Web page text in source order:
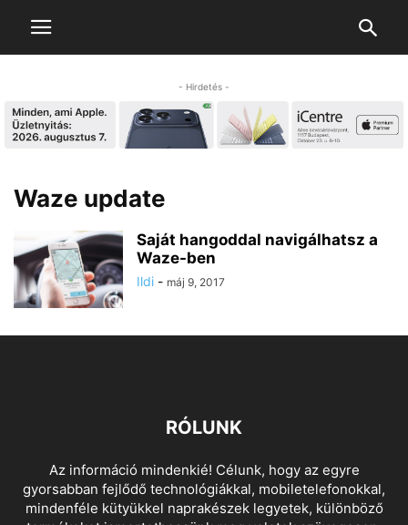
- Hirdetés -
Waze update
Saját hangoddal navigálhatsz a
Waze-ben
Ildi - máj 9, 2017
RÓLUNK
Az információ mindenkié! Célunk, hogy az egyre
gyorsabban fejlődő technológiákkal, mobiletelefonokkal,
mindenféle kütyükkel naprakészek legyetek, különböző